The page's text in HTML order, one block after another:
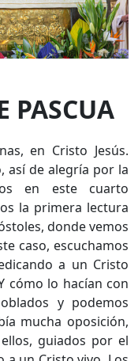
PASCUA
en Cristo Jesús.
así de alegría por la
en este cuarto
la primera lectura
donde vemos
caso, escuchamos
a un Cristo
cómo lo hacían con
y podemos
mucha oposición,
guiados por el